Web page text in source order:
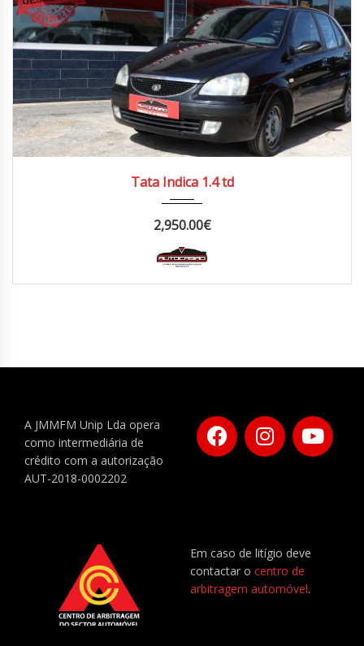
Tata Indica 1.4 td
2,950.00€
A JMMFM Unip Lda opera
como intermediária de
crédito com a autorização
AUT-2018-0002202
Em caso de litígio deve
contactar o centro de
arbitragem automóvel.